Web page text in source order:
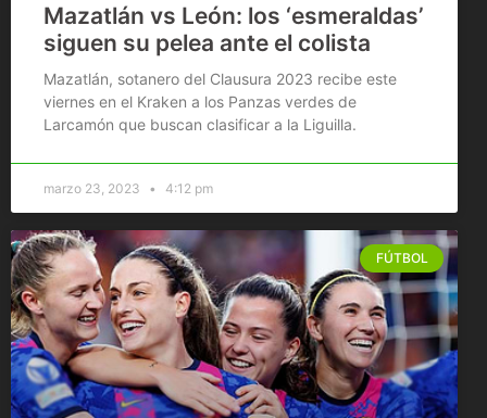
Mazatlán vs León: los ‘esmeraldas’
siguen su pelea ante el colista
Mazatlán, sotanero del Clausura 2023 recibe este
viernes en el Kraken a los Panzas verdes de
Larcamón que buscan clasificar a la Liguilla.
marzo 23, 2023 4:12 pm
FÚTBOL